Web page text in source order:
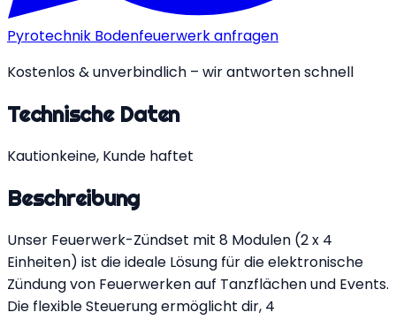
Pyrotechnik Bodenfeuerwerk anfragen
Kostenlos & unverbindlich – wir antworten schnell
Technische Daten
Kautionkeine, Kunde haftet
Beschreibung
Unser Feuerwerk-Zündset mit 8 Modulen (2 x 4
Einheiten) ist die ideale Lösung für die elektronische
Zündung von Feuerwerken auf Tanzflächen und Events.
Die flexible Steuerung ermöglicht dir, 4